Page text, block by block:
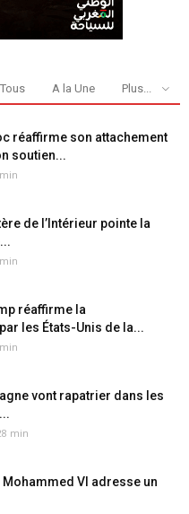
Tous A la Une Plus...
réaffirme son attachement
soutien...
de l’Intérieur pointe la
réaffirme la
les États-Unis de la...
vont rapatrier dans les
min
Mohammed VI adresse un